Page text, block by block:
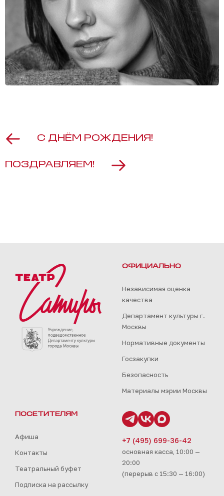
С ДНЁМ РОЖДЕНИЯ!
ПОЗДРАВЛЯЕМ!
ОФИЦИАЛЬНО
Независимая оценка
качества
Департамент культуры г.
Москвы
Нормативные документы
Госзакупки
Безопасность
Материалы мэрии Москвы
ПОСЕТИТЕЛЯМ
Афиша
Контакты
Театральный буфет
Подписка на рассылку
+7 (495) 699-36-42
основная касса, 10:00 —
20:00
(перерыв с 15:30 — 16:00)